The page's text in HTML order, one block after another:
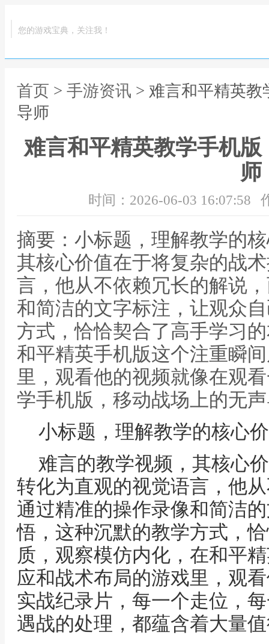
您的游戏宝典，关注我！
首页 > 手游资讯 > 难言和平精英
导师
难言和平精英教学手机
师
时间：2026-06-03 16:07:58
摘要：小标题，理解教学的
其核心价值在于将复杂的战
言，他从不依赖冗长的解说
和简洁的文字标注，让观众
方式，恰恰契合了高手学习
和平精英手机版这个注重瞬
里，观看他的视频就像在观
学手机版，移动战场上的无
小标题，理解教学的核心
难言的教学视频，其核心
转化为直观的视觉语言，他
通过精准的操作录像和简洁
悟，这种沉默的教学方式，
质，观察模仿内化，在和平
应和战术布局的游戏里，观
实战纪录片，每一个走位，
遇战的处理，都蕴含着大量